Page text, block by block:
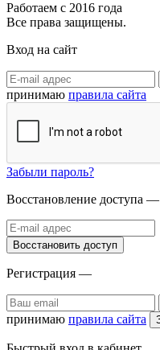
Работаем с 2016 года
Все права защищены.
Вход на сайт
принимаю правила сайта
Забыли пароль?
Восстановление доступа —
Регистрация —
принимаю правила сайта